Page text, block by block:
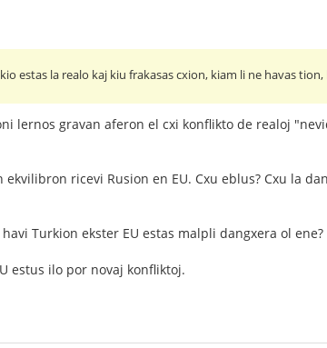
estas la realo kaj kiu frakasas cxion, kiam li ne havas tion,
lernos gravan aferon el cxi konflikto de realoj
ricevi Rusion en EU. Cxu eblus? Cxu la
Turkion ekster EU estas malpli dangxera ol ene?
estus ilo por novaj konfliktoj.